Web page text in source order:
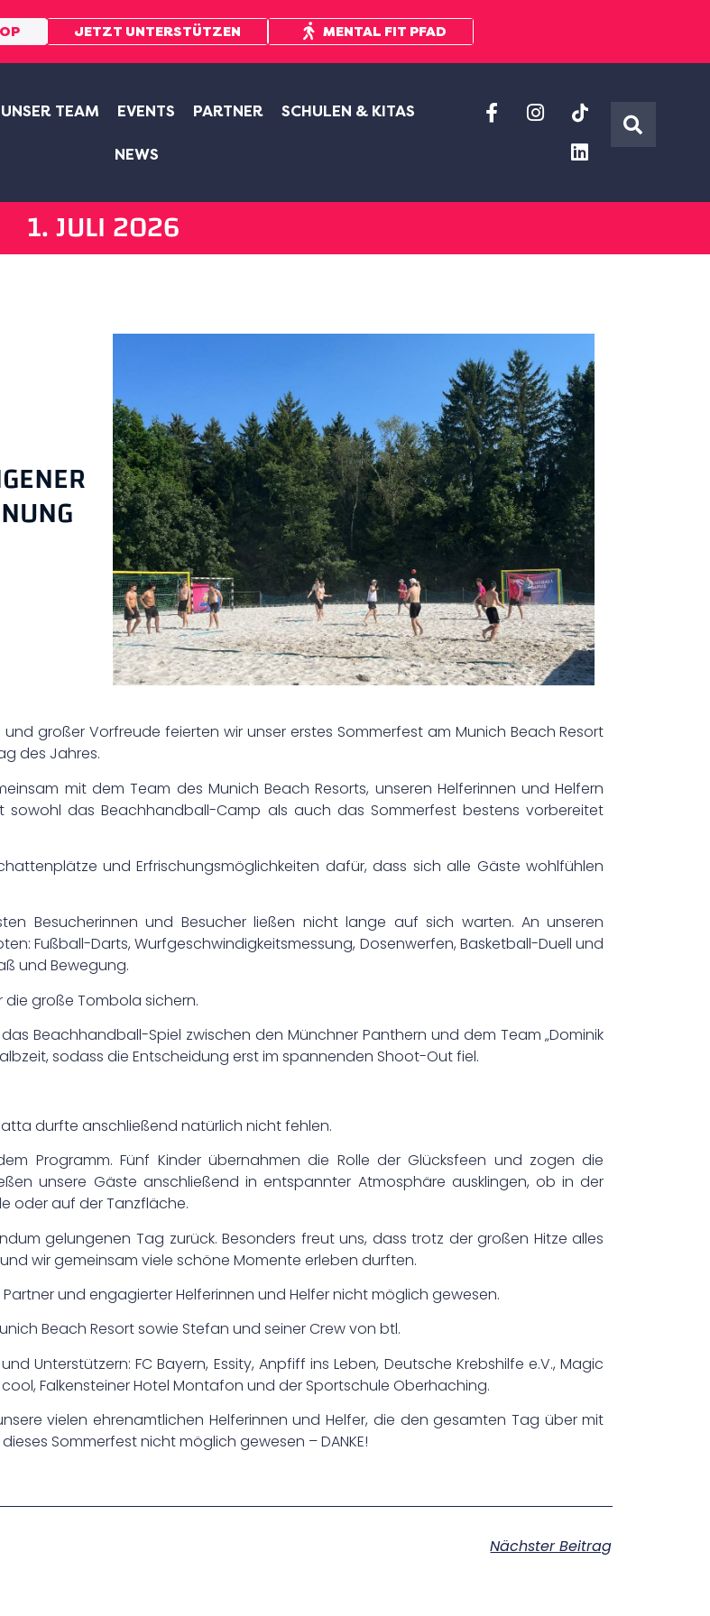
JETZT UNTERSTÜTZEN MENTAL FIT PFAD
UNSER TEAM EVENTS PARTNER SCHULEN & KITAS
NEWS
1. JULI 2026
großer Vorfreude feierten wir unser erstes Sommerfest am Munich Beach Resort
des Jahres.
mit dem Team des Munich Beach Resorts, unseren Helferinnen und Helfern
das Beachhandball-Camp als auch das Sommerfest bestens vorbereitet
und Erfrischungsmöglichkeiten dafür, dass sich alle Gäste wohlfühlen
Besucherinnen und Besucher ließen nicht lange auf sich warten. An unseren
Fußball-Darts, Wurfgeschwindigkeitsmessung, Dosenwerfen, Basketball-Duell und
und Bewegung.
die große Tombola sichern.
Beachhandball-Spiel zwischen den Münchner Panthern und dem Team „Dominik
sodass die Entscheidung erst im spannenden Shoot-Out fiel.
durfte anschließend natürlich nicht fehlen.
Programm. Fünf Kinder übernahmen die Rolle der Glücksfeen und zogen die
unsere Gäste anschließend in entspannter Atmosphäre ausklingen, ob in der
oder auf der Tanzfläche.
gelungenen Tag zurück. Besonders freut uns, dass trotz der großen Hitze alles
wir gemeinsam viele schöne Momente erleben durften.
und engagierter Helferinnen und Helfer nicht möglich gewesen.
Beach Resort sowie Stefan und seiner Crew von btl.
Unterstützern: FC Bayern, Essity, Anpfiff ins Leben, Deutsche Krebshilfe e.V., Magic
Falkensteiner Hotel Montafon und der Sportschule Oberhaching.
vielen ehrenamtlichen Helferinnen und Helfer, die den gesamten Tag über mit
Sommerfest nicht möglich gewesen – DANKE!
Nächster Beitrag